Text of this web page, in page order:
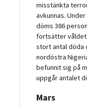
misstänkta
avkunnas.
döms 386
fortsätter våldet
stort antal döda
nordöstra
befunnit sig på
uppgår antalet
Mars